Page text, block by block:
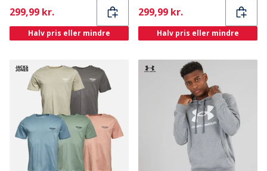
Current
299,99 kr.
Halv pris eller mindre
Current
299,99 kr.
Halv pris eller mindre